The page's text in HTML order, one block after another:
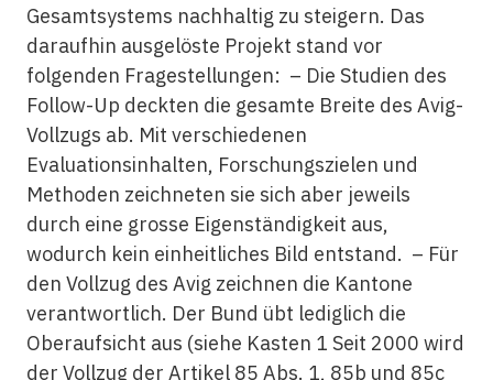
Gesamtsystems nachhaltig zu steigern. Das
daraufhin ausgelöste Projekt stand vor
folgenden Fragestellungen: – Die Studien des
Follow-Up deckten die gesamte Breite des Avig-
Vollzugs ab. Mit verschiedenen
Evaluationsinhalten, Forschungszielen und
Methoden zeichneten sie sich aber jeweils
durch eine grosse Eigenständigkeit aus,
wodurch kein einheitliches Bild entstand. – Für
den Vollzug des Avig zeichnen die Kantone
verantwortlich. Der Bund übt lediglich die
Oberaufsicht aus (siehe Kasten 1 Seit 2000 wird
der Vollzug der Artikel 85 Abs. 1, 85b und 85c